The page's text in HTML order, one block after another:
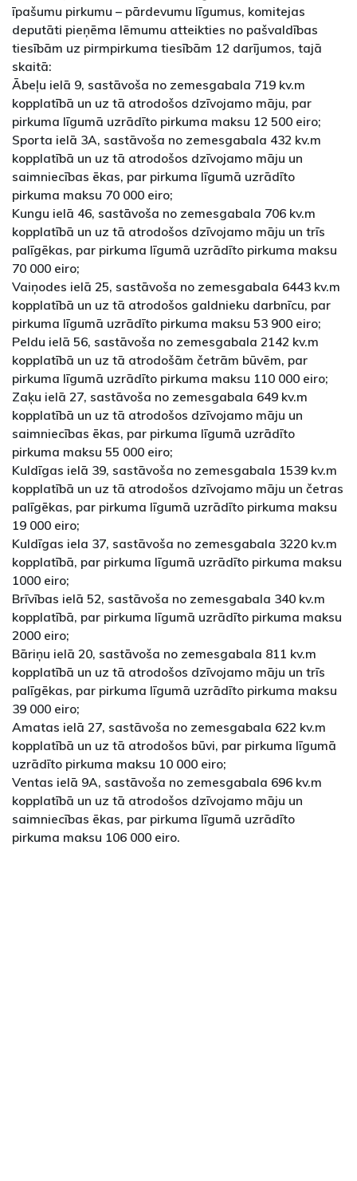
īpašumu pirkumu – pārdevumu līgumus, komitejas
deputāti pieņēma lēmumu atteikties no pašvaldības
tiesībām uz pirmpirkuma tiesībām 12 darījumos, tajā
skaitā:
Ābeļu ielā 9, sastāvoša no zemesgabala 719 kv.m
kopplatībā un uz tā atrodošos dzīvojamo māju, par
pirkuma līgumā uzrādīto pirkuma maksu 12 500 eiro;
Sporta ielā 3A, sastāvoša no zemesgabala 432 kv.m
kopplatībā un uz tā atrodošos dzīvojamo māju un
saimniecības ēkas, par pirkuma līgumā uzrādīto
pirkuma maksu 70 000 eiro;
Kungu ielā 46, sastāvoša no zemesgabala 706 kv.m
kopplatībā un uz tā atrodošos dzīvojamo māju un trīs
palīgēkas, par pirkuma līgumā uzrādīto pirkuma maksu
70 000 eiro;
Vaiņodes ielā 25, sastāvoša no zemesgabala 6443 kv.m
kopplatībā un uz tā atrodošos galdnieku darbnīcu, par
pirkuma līgumā uzrādīto pirkuma maksu 53 900 eiro;
Peldu ielā 56, sastāvoša no zemesgabala 2142 kv.m
kopplatībā un uz tā atrodošām četrām būvēm, par
pirkuma līgumā uzrādīto pirkuma maksu 110 000 eiro;
Zaķu ielā 27, sastāvoša no zemesgabala 649 kv.m
kopplatībā un uz tā atrodošos dzīvojamo māju un
saimniecības ēkas, par pirkuma līgumā uzrādīto
pirkuma maksu 55 000 eiro;
Kuldīgas ielā 39, sastāvoša no zemesgabala 1539 kv.m
kopplatībā un uz tā atrodošos dzīvojamo māju un četras
palīgēkas, par pirkuma līgumā uzrādīto pirkuma maksu
19 000 eiro;
Kuldīgas iela 37, sastāvoša no zemesgabala 3220 kv.m
kopplatībā, par pirkuma līgumā uzrādīto pirkuma maksu
1000 eiro;
Brīvības ielā 52, sastāvoša no zemesgabala 340 kv.m
kopplatībā, par pirkuma līgumā uzrādīto pirkuma maksu
2000 eiro;
Bāriņu ielā 20, sastāvoša no zemesgabala 811 kv.m
kopplatībā un uz tā atrodošos dzīvojamo māju un trīs
palīgēkas, par pirkuma līgumā uzrādīto pirkuma maksu
39 000 eiro;
Amatas ielā 27, sastāvoša no zemesgabala 622 kv.m
kopplatībā un uz tā atrodošos būvi, par pirkuma līgumā
uzrādīto pirkuma maksu 10 000 eiro;
Ventas ielā 9A, sastāvoša no zemesgabala 696 kv.m
kopplatībā un uz tā atrodošos dzīvojamo māju un
saimniecības ēkas, par pirkuma līgumā uzrādīto
pirkuma maksu 106 000 eiro.